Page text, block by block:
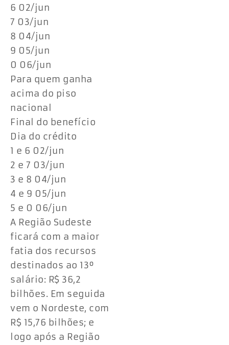
6 02/jun
7 03/jun
8 04/jun
9 05/jun
0 06/jun
Para quem ganha
acima do piso
nacional
Final do benefício
Dia do crédito
1 e 6 02/jun
2 e 7 03/jun
3 e 8 04/jun
4 e 9 05/jun
5 e 0 06/jun
A Região Sudeste
ficará com a maior
fatia dos recursos
destinados ao 13º
salário: R$ 36,2
bilhões. Em seguida
vem o Nordeste, com
R$ 15,76 bilhões; e
logo após a Região